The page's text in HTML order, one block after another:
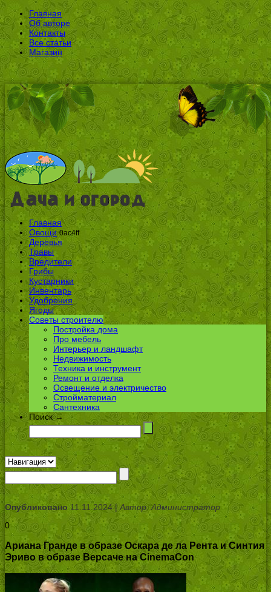
Главная
Об авторе
Контакты
Все статьи
Магазин
Главная
Овощи 0ac4ff
Деревья
Травы
Вредители
Грибы
Кустарники
Инвентарь
Удобрения
Ягоды
Советы строителю
Постройка дома
Про мебель
Интерьер и ландшафт
Недвижимость
Техника и инструмент
Ремонт и отделка
Освещение и электричество
Стройматериал
Сантехника
Поиск →
Опубликовано11.11.2024 |Автор: Администратор
0
Ариана Гранде в образе Оскара де ла Рента и Синтия
Эриво в образе Версаче на CinemaCon